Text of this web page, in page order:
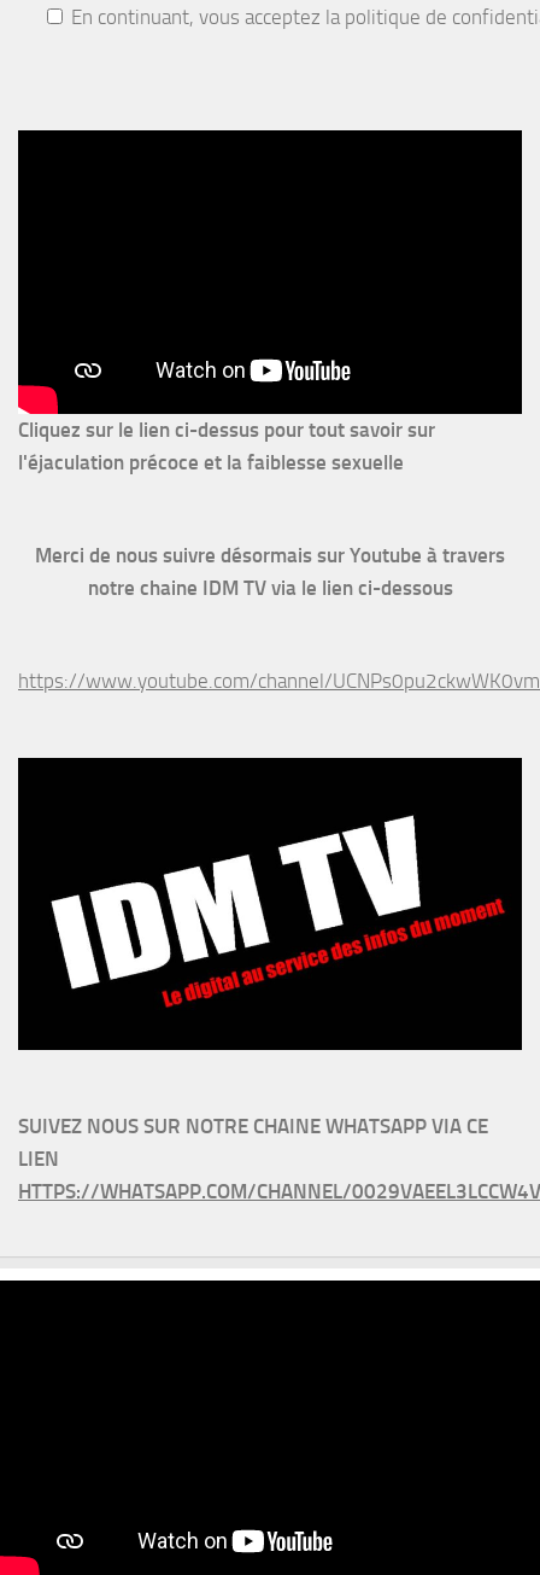
En continuant, vous acceptez la politique de
Cliquez sur le lien ci-dessus pour tout savoir sur
l'éjaculation précoce et la faiblesse sexuelle
Merci de nous suivre désormais sur Youtube à travers
notre chaine IDM TV via le lien ci-dessous
https://www.youtube.com/channel/
SUIVEZ NOUS SUR NOTRE CHAINE WHATSAPP VIA CE
LIEN
HTTPS://WHATSAPP.COM/CHANNEL/